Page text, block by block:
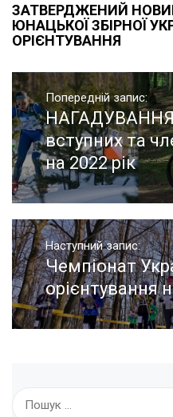
ЗАТВЕРДЖЕНИЙ
ЮНАЦЬКОЇ ЗБІРНОЇ
ОРІЄНТУВАННЯ
Навігація
записівПопередній запис:
Попередній
запис:
вступних та
на 2022 рік
Наступний запис:
Наступний
запис:
Чемпіонат
орієнтування